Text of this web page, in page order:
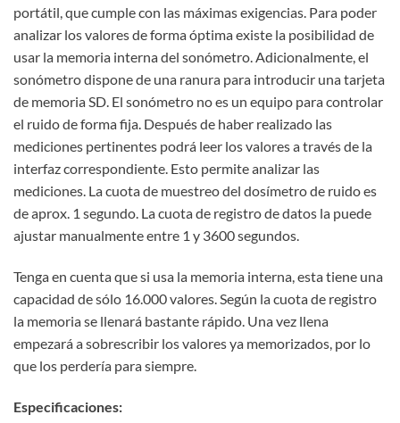
portátil, que cumple con las máximas exigencias. Para poder
analizar los valores de forma óptima existe la posibilidad de
usar la memoria interna del sonómetro. Adicionalmente, el
sonómetro dispone de una ranura para introducir una tarjeta
de memoria SD. El sonómetro no es un equipo para controlar
el ruido de forma fija. Después de haber realizado las
mediciones pertinentes podrá leer los valores a través de la
interfaz correspondiente. Esto permite analizar las
mediciones. La cuota de muestreo del dosímetro de ruido es
de aprox. 1 segundo. La cuota de registro de datos la puede
ajustar manualmente entre 1 y 3600 segundos.
Tenga en cuenta que si usa la memoria interna, esta tiene una
capacidad de sólo 16.000 valores. Según la cuota de registro
la memoria se llenará bastante rápido. Una vez llena
empezará a sobrescribir los valores ya memorizados, por lo
que los perdería para siempre.
Especificaciones: